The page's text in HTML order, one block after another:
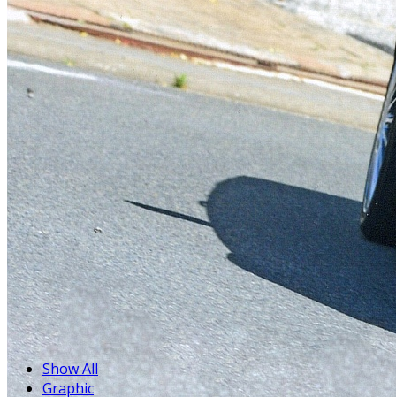
Show All
Graphic